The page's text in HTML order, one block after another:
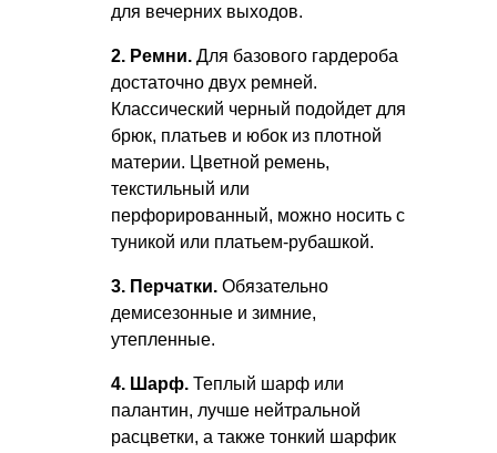
для вечерних выходов.
2. Ремни. Для базового гардероба
достаточно двух ремней.
Классический черный подойдет для
брюк, платьев и юбок из плотной
материи. Цветной ремень,
текстильный или
перфорированный, можно носить с
туникой или платьем-рубашкой.
3. Перчатки. Обязательно
демисезонные и зимние,
утепленные.
4. Шарф. Теплый шарф или
палантин, лучше нейтральной
расцветки, а также тонкий шарфик